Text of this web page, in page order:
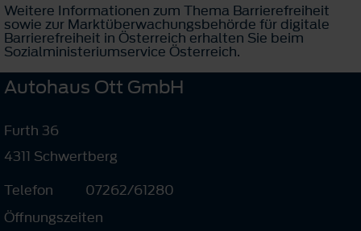
Weitere Informationen zum Thema Barrierefreiheit
sowie zur Marktüberwachungsbehörde für digitale
Barrierefreiheit in Österreich erhalten Sie beim
Sozialministeriumservice Österreich.
Autohaus Ott GmbH
Furth 36
4311 Schwertberg
Telefon
07262/61280
Öffnungszeiten